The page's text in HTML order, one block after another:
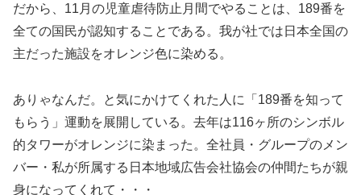
だから、11月の児童虐待防止月間でやることは、189番を
全ての国民が認知することである。我が社では日本全国の
主だった施設をオレンジ色に染める。
ありゃなんだ。と気にかけてくれた人に「189番を知って
もらう」運動を展開している。去年は116ヶ所のシンボル
的タワーがオレンジに染まった。全社員・グループのメン
バー・私が所属する日本地域広告会社協会の仲間たちが親
身になってくれて・・・